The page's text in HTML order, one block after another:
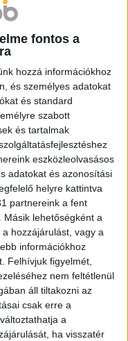
fontos a
hozzá információkhoz
és személyes adatokat
és standard
szabott
és tartalmak
eszközleolvasásos
adatokat és azonosítási
helyre kattintva
partnereink a fent
Másik lehetőségként a
hozzájárulást, vagy a
információkhoz
Felhívjuk figyelmét,
nem feltétlenül
áll tiltakozni az
csak erre a
a
ha visszatér
távon
végét, hogy
hetente
éjszakai és
lényegében a